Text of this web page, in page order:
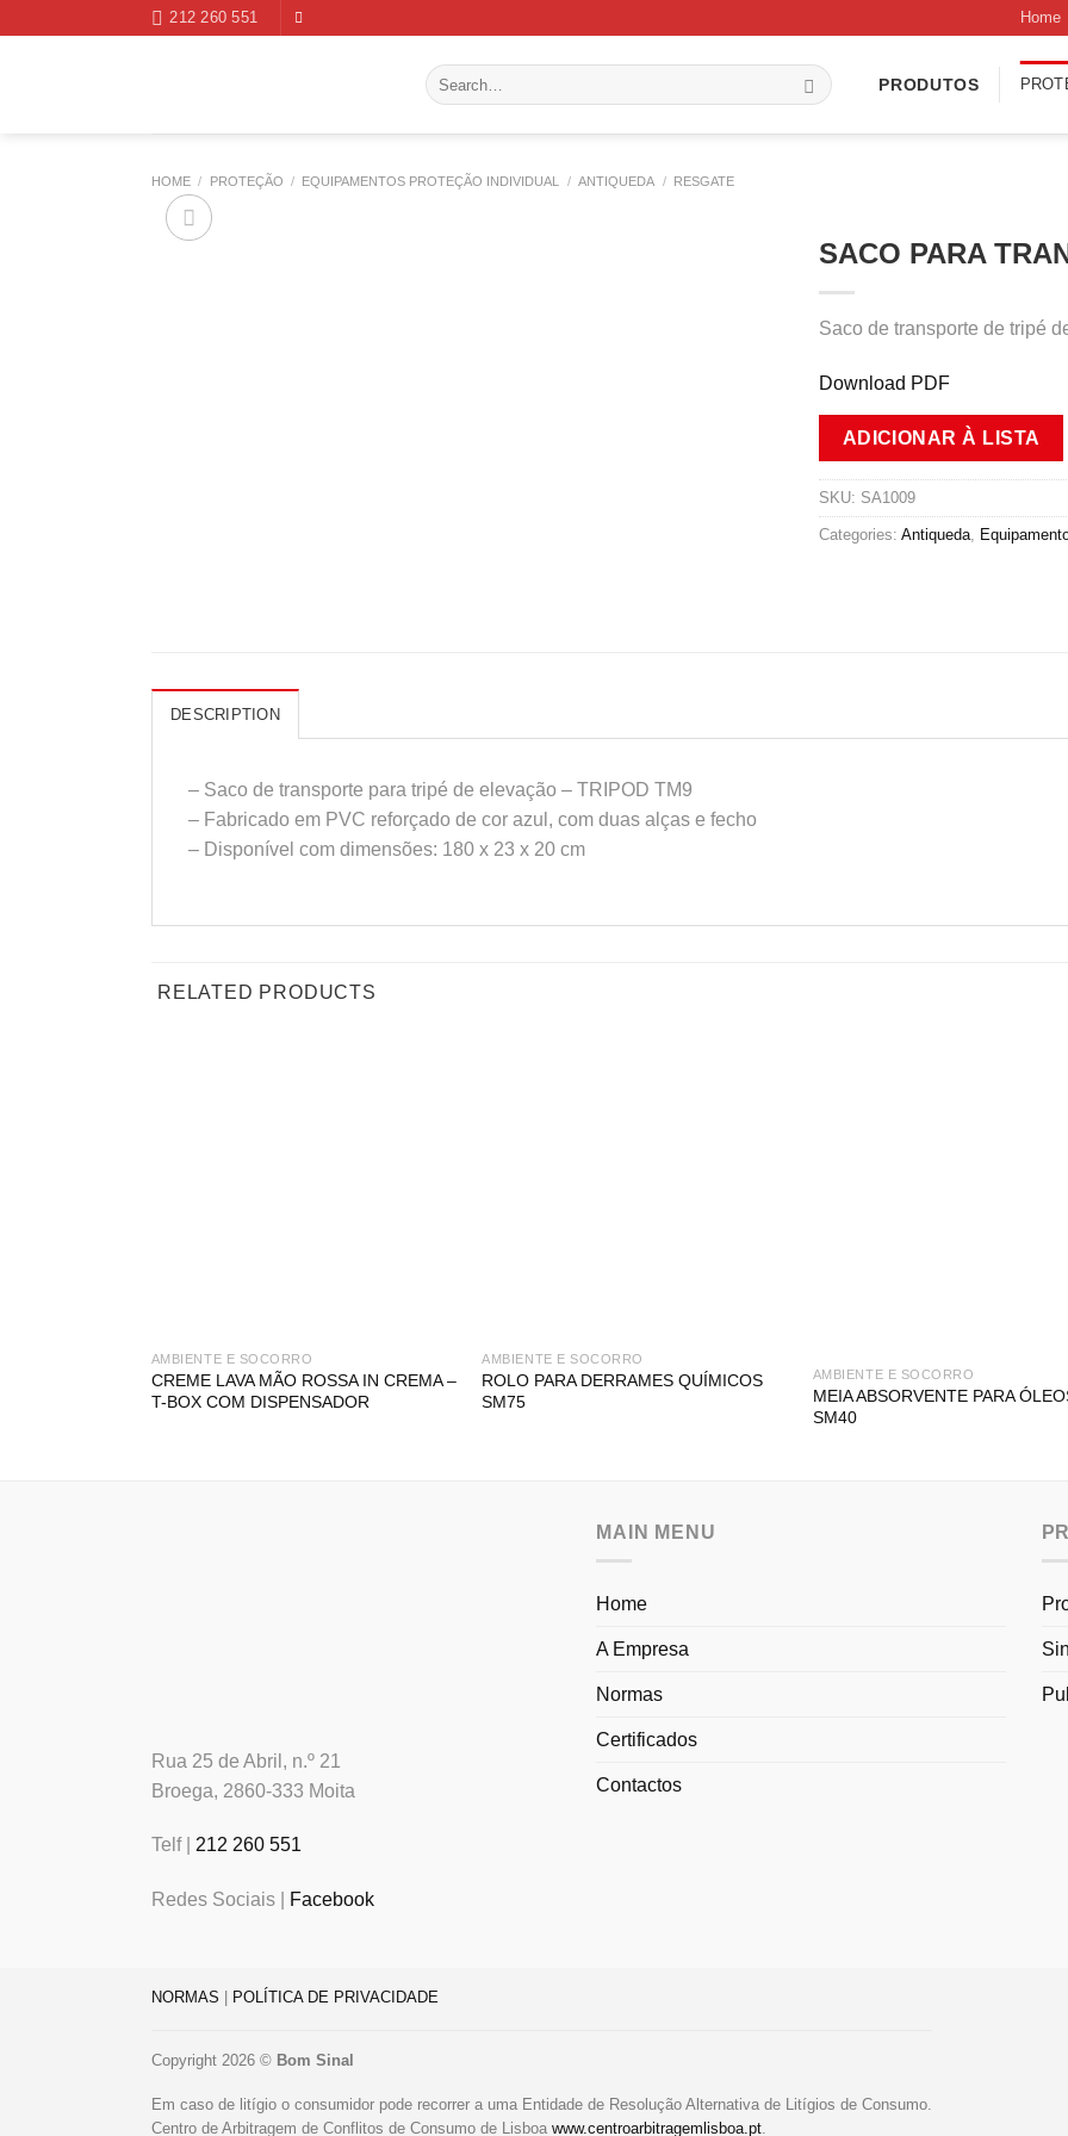
212 260 551 Home
Search
for:
PRODUTOS
HOME / PROTEÇÃO / EQUIPAMENTOS PROTEÇÃO INDIVIDUAL / ANTIQUEDA / RESGATE
SACO PARA
Saco de transporte de tripé
Download PDF
ADICIONAR À LISTA
SKU: SA1009
Categories: Antiqueda,
DESCRIPTION
– Saco de transporte para tripé de elevação – TRIPOD TM9
– Fabricado em PVC reforçado de cor azul, com duas alças e fecho
– Disponível com dimensões: 180 x 23 x 20 cm
RELATED PRODUCTS
AMBIENTE E SOCORRO
CREME LAVA MÃO ROSSA IN CREMA –
T-BOX COM DISPENSADOR
AMBIENTE E SOCORRO
ROLO PARA DERRAMES QUÍMICOS
SM75
AMBIENTE E SOCORRO
MEIA ABSORVENTE PARA
SM40
Rua 25 de Abril, n.º 21
Broega, 2860-333 Moita
Telf | 212 260 551
Redes Sociais | Facebook
MAIN MENU
Home
A Empresa
Normas
Certificados
Contactos
NORMAS POLÍTICA DE PRIVACIDADE
Copyright 2026 © Bom Sinal
Em caso de litígio o consumidor pode recorrer a uma Entidade de Resolução Alternativa de Litígios de Consumo.
Centro de Arbitragem de Conflitos de Consumo de Lisboa www.centroarbitragemlisboa.pt